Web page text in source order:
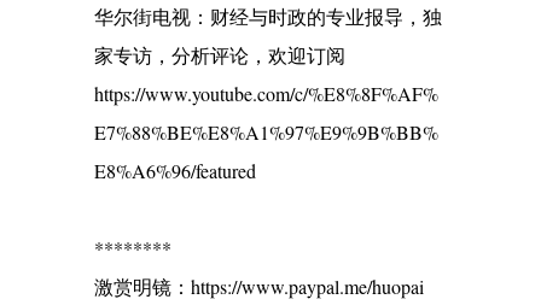
华尔街电视：财经与时政的专业报导，独
家专访，分析评论，欢迎订阅
https://www.youtube.com/c/%E8%8F%AF%
E7%88%BE%E8%A1%97%E9%9B%BB%
E8%A6%96/featured
********
激赏明镜：https://www.paypal.me/huopai